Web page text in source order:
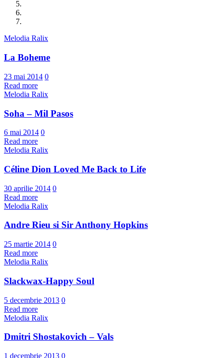
Melodia Ralix
La Boheme
23 mai 2014 0
Read more
Melodia Ralix
Soha – Mil Pasos
6 mai 2014 0
Read more
Melodia Ralix
Céline Dion Loved Me Back to Life
30 aprilie 2014 0
Read more
Melodia Ralix
Andre Rieu si Sir Anthony Hopkins
25 martie 2014 0
Read more
Melodia Ralix
Slackwax-Happy Soul
5 decembrie 2013 0
Read more
Melodia Ralix
Dmitri Shostakovich – Vals
1 decembrie 2013 0